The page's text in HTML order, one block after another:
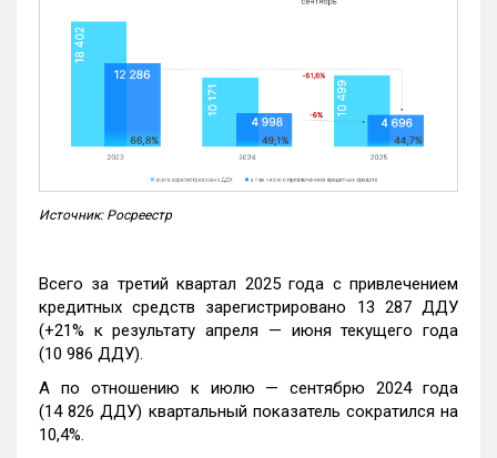
Источник: Росреестр
Всего за третий квартал 2025 года с привлечением
кредитных средств зарегистрировано 13 287 ДДУ
(+21% к результату апреля — июня текущего года
(10 986 ДДУ).
А по отношению к июлю — сентябрю 2024 года
(14 826 ДДУ) квартальный показатель сократился на
10,4%.